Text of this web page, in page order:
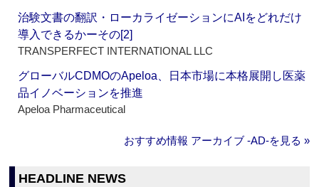
治験文書の翻訳・ローカライゼーションにAIをどれだけ
導入できるかーその[2]
TRANSPERFECT INTERNATIONAL LLC
グローバルCDMOのApeloa、日本市場に本格展開し医薬
品イノベーションを推進
Apeloa Pharmaceutical
おすすめ情報 アーカイブ ‐AD‐を見る »
HEADLINE NEWS